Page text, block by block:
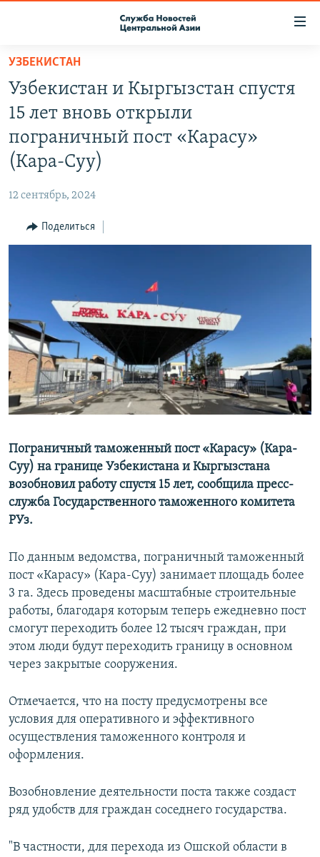
Вернуться
основному
содержанию
главной
Вернутся
поиску
О ПРОЕКТЕ
RFE/RL ДИРЕКТ
МИГРАНТ МЕДИА
УЗБЕКИСТАН
Узбекистан и Кыргызстан спустя
15 лет вновь открыли
пограничный пост «Карасу»
(Кара-Суу)
12 сентябрь, 2024
Поделиться
Пограничный таможенный пост «Карасу» (Кара-
Суу) на границе Узбекистана и Кыргызстана
возобновил работу спустя 15 лет, сообщила пресс-
служба Государственного таможенного комитета
РУз.
По данным ведомства, пограничный таможенный
пост «Карасу» (Кара-Суу) занимает площадь более
3 га. Здесь проведены масштабные строительные
работы, благодаря которым теперь ежедневно пост
смогут переходить более 12 тысяч граждан, при
этом люди будут переходить границу в основном
через закрытые сооружения.
Отмечается, что на посту предусмотрены все
условия для оперативного и эффективного
осуществления таможенного контроля и
оформления.
Возобновление деятельности поста также создаст
ряд удобств для граждан соседнего государства.
"В частности, для перехода из Ошской области в